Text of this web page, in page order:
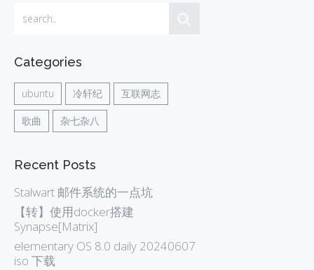
Categories
ubuntu 冷轩纪 互联网志
歌曲 杂七杂八
Recent Posts
Stalwart 邮件系统的一点坑
【转】使用docker搭建
Synapse[Matrix]
elementary OS 8.0 daily 20240607
iso 下载